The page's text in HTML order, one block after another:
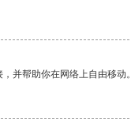
并帮助你在网络上自由移动。